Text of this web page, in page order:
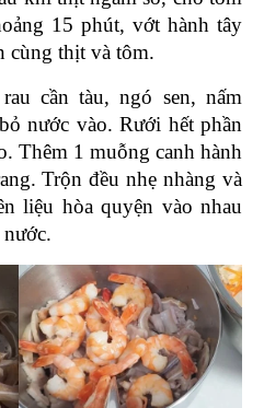
15 phút, vớt hành tây
cùng thịt và tôm.
cần tàu, ngó sen, nấm
nước vào. Rưới hết phần
Thêm 1 muỗng canh hành
Trộn đều nhẹ nhàng và
liệu hòa quyện vào nhau